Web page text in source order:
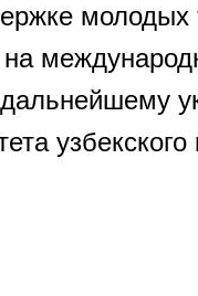
молодых
узбекского